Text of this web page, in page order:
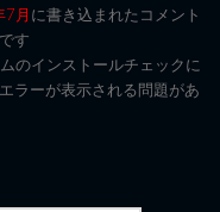
7月に書き込まれたコメント
す
のインストールチェックに
ラーが表示される問題があ